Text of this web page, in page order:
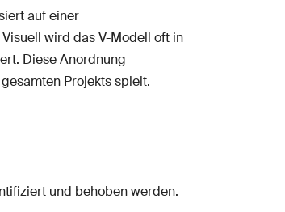
auf einer
wird das V-Modell oft in
Diese Anordnung
Projekts spielt.
und behoben werden.